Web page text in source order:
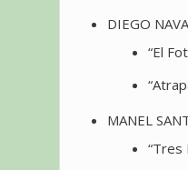
DIEGO
“El
MANEL
“Tres